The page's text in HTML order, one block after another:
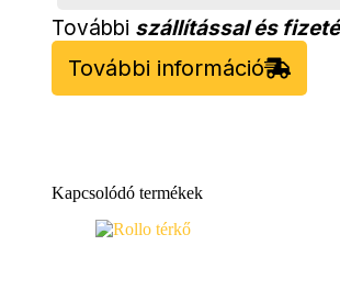
További szállítással és
További információ
Kapcsolódó termékek